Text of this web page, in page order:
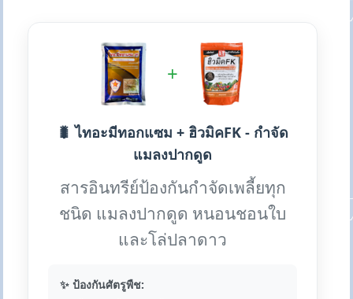
+
🐛 ไทอะมีทอกแซม + ฮิวมิคFK - กำจัด
แมลงปากดูด
สารอินทรีย์ป้องกันกำจัดเพลี้ยทุก
ชนิด แมลงปากดูด หนอนชอนใบ
และโล่ปลาดาว
✨ ป้องกันศัตรูพืช: